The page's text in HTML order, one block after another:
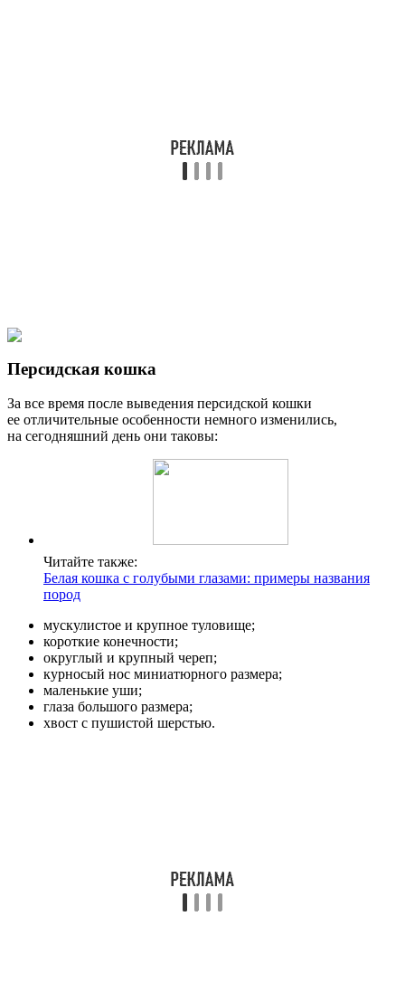
Персидская кошка
За все время после выведения персидской кошки
ее отличительные особенности немного изменились,
на сегодняшний день они таковы:
Читайте также:
Белая кошка с голубыми глазами: примеры названия
пород
мускулистое и крупное туловище;
короткие конечности;
округлый и крупный череп;
курносый нос миниатюрного размера;
маленькие уши;
глаза большого размера;
хвост с пушистой шерстью.